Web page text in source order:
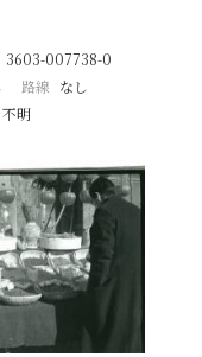
3603-007738-0
路線 なし
不明